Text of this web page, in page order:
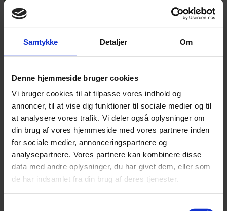
Samtykke Detaljer Om
Denne hjemmeside bruger cookies
Vi bruger cookies til at tilpasse vores indhold og
annoncer, til at vise dig funktioner til sociale medier og til
at analysere vores trafik. Vi deler også oplysninger om
din brug af vores hjemmeside med vores partnere inden
for sociale medier, annonceringspartnere og
analysepartnere. Vores partnere kan kombinere disse
data med andre oplysninger, du har givet dem, eller som
de har indsamlet fra din brug af deres tjenester.
FLERE NYHEDER